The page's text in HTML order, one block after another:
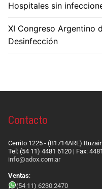
Hospitales sin
XI Congreso Argentino
Desinfección
Contacto
Cerrito 1225 - (B1714ARE)
Tel: (54 11) 4481 6120 | Fax:
info@adox.com.ar
Ventas:
(54 11) 6230 2470